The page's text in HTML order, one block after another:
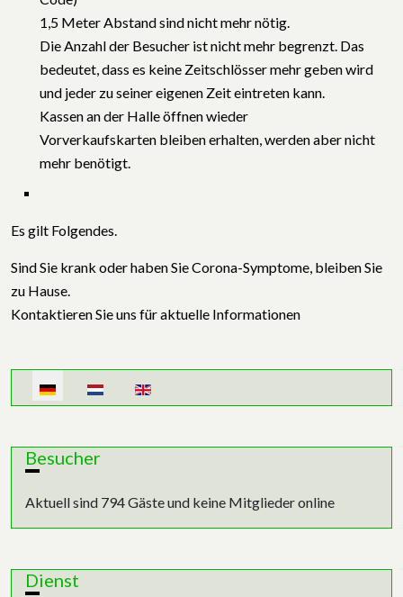
1,5 Meter Abstand sind nicht mehr nötig.
Die Anzahl der Besucher ist nicht mehr begrenzt. Das
bedeutet, dass es keine Zeitschlösser mehr geben wird
und jeder zu seiner eigenen Zeit eintreten kann.
Kassen an der Halle öffnen wieder
Vorverkaufskarten bleiben erhalten, werden aber nicht
mehr benötigt.
Es gilt Folgendes.
Sind Sie krank oder haben Sie Corona-Symptome, bleiben Sie
zu Hause.
Kontaktieren Sie uns für aktuelle Informationen
Sprache auswählen
Besucher
Aktuell sind 794 Gäste und keine Mitglieder online
Dienst